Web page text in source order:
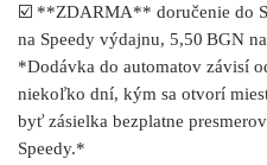
☑️ **ZDARMA** doručenie do
na Speedy výdajnu, 5,50 BGN
*Dodávka do automatov závisí
niekoľko dní, kým sa otvorí
byť zásielka bezplatne
Speedy.*